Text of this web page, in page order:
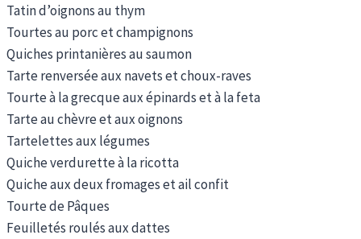
Tatin d’oignons au thym
Tourtes au porc et champignons
Quiches printanières au saumon
Tarte renversée aux navets et choux-raves
Tourte à la grecque aux épinards et à la feta
Tarte au chèvre et aux oignons
Tartelettes aux légumes
Quiche verdurette à la ricotta
Quiche aux deux fromages et ail confit
Tourte de Pâques
Feuilletés roulés aux dattes